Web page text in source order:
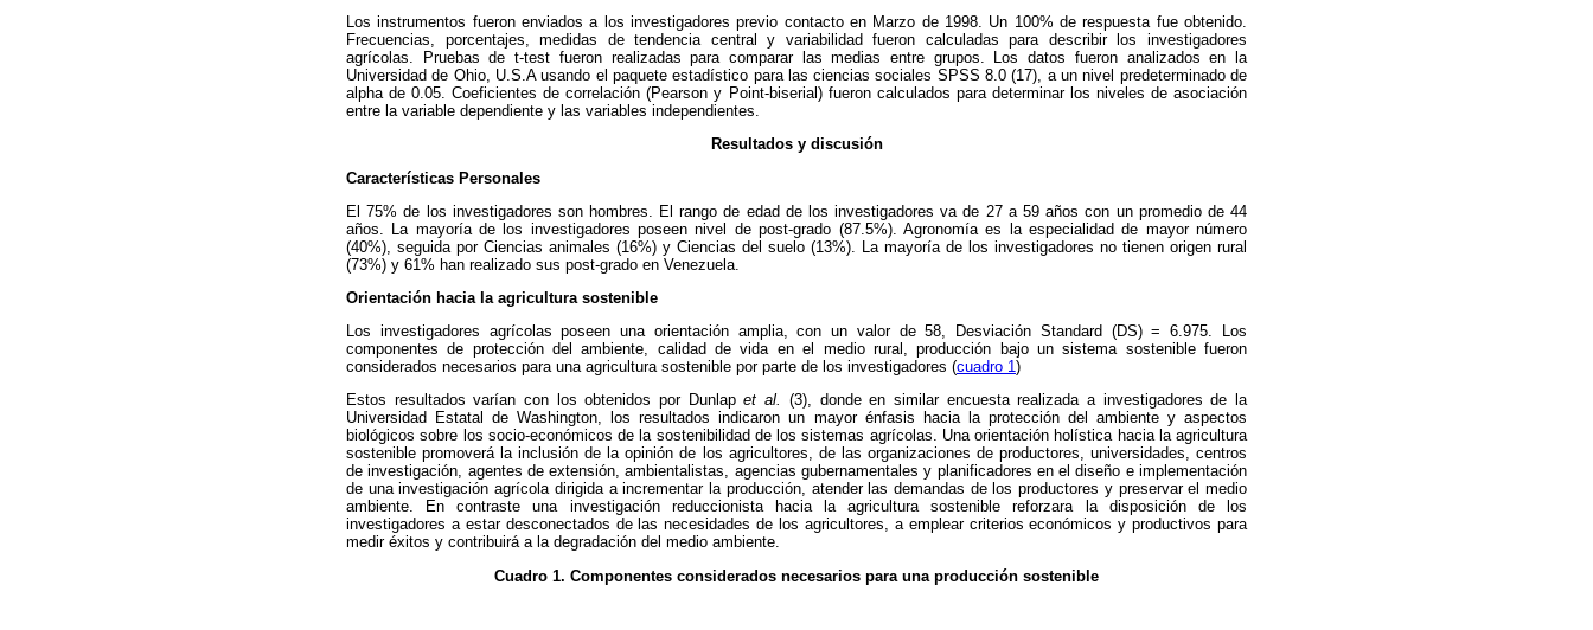
Los instrumentos fueron enviados a los investigadores previo contacto en Marzo de 1998. Un 100% de respuesta fue obtenido.
Frecuencias, porcentajes, medidas de tendencia central y variabilidad fueron calculadas para describir los investigadores
agrícolas. Pruebas de t-test fueron realizadas para comparar las medias entre grupos. Los datos fueron analizados en la
Universidad de Ohio, U.S.A usando el paquete estadístico para las ciencias sociales SPSS 8.0 (17), a un nivel predeterminado de
alpha de 0.05. Coeficientes de correlación (Pearson y Point-biserial) fueron calculados para determinar los niveles de asociación
entre la variable dependiente y las variables independientes.
Resultados y discusión
Características Personales
El 75% de los investigadores son hombres. El rango de edad de los investigadores va de 27 a 59 años con un promedio de 44
años. La mayoría de los investigadores poseen nivel de post-grado (87.5%). Agronomía es la especialidad de mayor número
(40%), seguida por Ciencias animales (16%) y Ciencias del suelo (13%). La mayoría de los investigadores no tienen origen rural
(73%) y 61% han realizado sus post-grado en Venezuela.
Orientación hacia la agricultura sostenible
Los investigadores agrícolas poseen una orientación amplia, con un valor de 58, Desviación Standard (DS) = 6.975. Los
componentes de protección del ambiente, calidad de vida en el medio rural, producción bajo un sistema sostenible fueron
considerados necesarios para una agricultura sostenible por parte de los investigadores (cuadro 1)
Estos resultados varían con los obtenidos por Dunlapet al. (3), donde en similar encuesta realizada a investigadores de la
Universidad Estatal de Washington, los resultados indicaron un mayor énfasis hacia la protección del ambiente y aspectos
biológicos sobre los socio-económicos de la sostenibilidad de los sistemas agrícolas. Una orientación holística hacia la agricultura
sostenible promoverá la inclusión de la opinión de los agricultores, de las organizaciones de productores, universidades, centros
de investigación, agentes de extensión, ambientalistas, agencias gubernamentales y planificadores en el diseño e implementación
de una investigación agrícola dirigida a incrementar la producción, atender las demandas de los productores y preservar el medio
ambiente. En contraste una investigación reduccionista hacia la agricultura sostenible reforzara la disposición de los
investigadores a estar desconectados de las necesidades de los agricultores, a emplear criterios económicos y productivos para
medir éxitos y contribuirá a la degradación del medio ambiente.
Cuadro 1. Componentes considerados necesarios para una producción sostenible